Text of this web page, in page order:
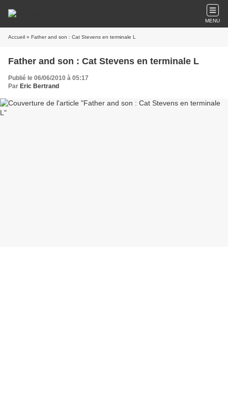
MENU
Accueil » Father and son : Cat Stevens en terminale L
Father and son : Cat Stevens en terminale L
Publié le 06/06/2010 à 05:17
Par Eric Bertrand